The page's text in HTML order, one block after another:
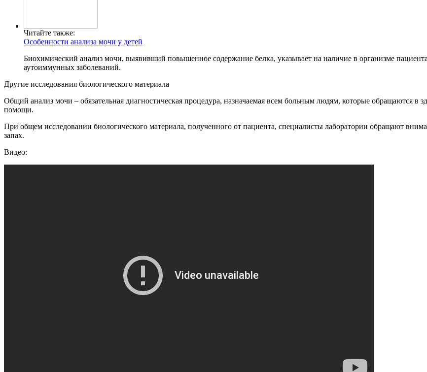
Читайте также:
Особенности анализа мочи у детей
Биохимический анализ мочи, выявивший повышенное содержание белка, указывает на наличие в организме
аутоиммунных заболеваний.
Другие исследования биологического материала
Общий анализ мочи – обязательная диагностическая процедура, назначаемая всем больным людям, которые обращаются в
помощи.
При общем исследовании биологического материала, полученного от пациента, специалисты лаборатории обращают
запах.
Видео: